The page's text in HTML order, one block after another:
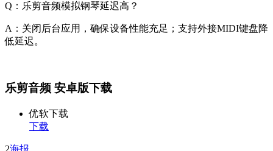
Q：乐剪音频模拟钢琴延迟高？
A：关闭后台应用，确保设备性能充足；支持外接MIDI键盘降
低延迟。
乐剪音频 安卓版下载
优软下载
下载
2海报